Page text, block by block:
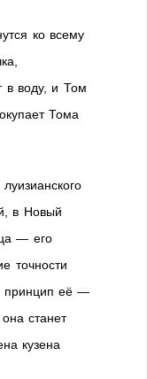
ко всему
в воду, и Том
Тома
в Новый
— его
точности
принцип её —
станет
кузена